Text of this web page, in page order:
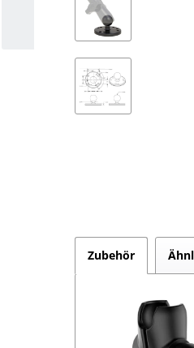
Zubehör